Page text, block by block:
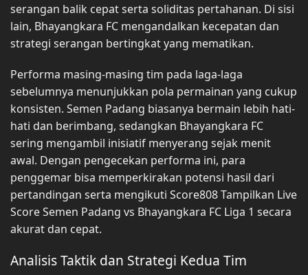
serangan balik cepat serta soliditas pertahanan. Di sisi
lain, Bhayangkara FC mengandalkan kecepatan dan
strategi serangan bertingkat yang mematikan.
Performa masing-masing tim pada laga-laga
sebelumnya menunjukkan pola permainan yang cukup
konsisten. Semen Padang biasanya bermain lebih hati-
hati dan berimbang, sedangkan Bhayangkara FC
sering mengambil inisiatif menyerang sejak menit
awal. Dengan pengecekan performa ini, para
penggemar bisa memperkirakan potensi hasil dari
pertandingan serta mengikuti Score808 Tampilkan Live
Score Semen Padang vs Bhayangkara FC Liga 1 secara
akurat dan cepat.
Analisis Taktik dan Strategi Kedua Tim